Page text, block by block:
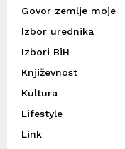
Govor zemlje moje
Izbor urednika
Izbori BiH
Književnost
Kultura
Lifestyle
Link